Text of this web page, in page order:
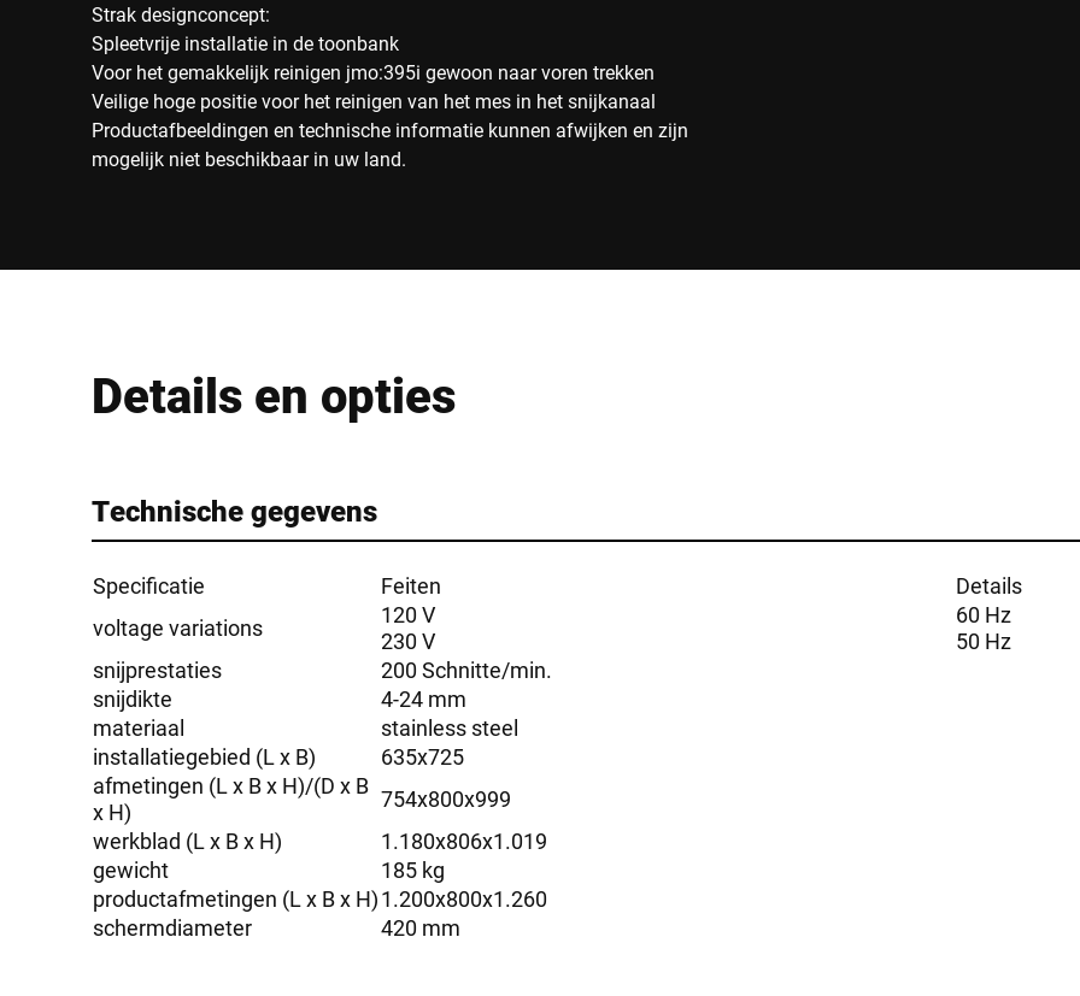
Strak designconcept:
Spleetvrije installatie in de toonbank
Voor het gemakkelijk reinigen jmo:395i gewoon naar voren trekken
Veilige hoge positie voor het reinigen van het mes in het snijkanaal
Productafbeeldingen en technische informatie kunnen afwijken en zijn
mogelijk niet beschikbaar in uw land.
Details en opties
Technische gegevens
Specificatie Feiten
Details
voltage variations
120 V
230 V
60 Hz
50 Hz
snijprestaties
200 Schnitte/min.
snijdikte
4-24 mm
materiaal
stainless steel
installatiegebied (L x B)
635x725
afmetingen (L x B x H)/(D x B
x H)
754x800x999
werkblad (L x B x H)
1.180x806x1.019
gewicht
185 kg
productafmetingen (L x B x H)1.200x800x1.260
schermdiameter
420 mm